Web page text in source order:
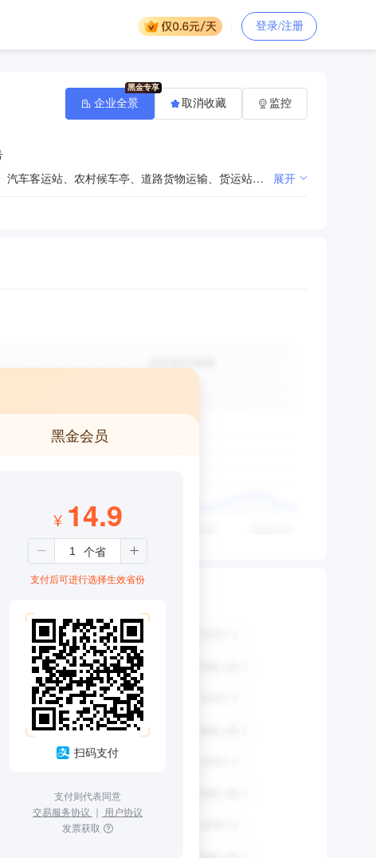
登录/注册
为全县公路运输城市客运提供服务保障负责信息化建设、道路施工质量检测、班线、包车、旅游客运、汽车客运站、农村候车亭、道路货物运输、货运站场、物流、机动车维修、综合性能检测、驾驶员培训、从业资格、城市客运发展工作 展开
企业全景 取消收藏 监控
黑金会员
¥ 14.9
支付后可进行选择生效省份
扫码支付
支付则代表同意
交易服务协议 ｜ 用户协议
发票获取